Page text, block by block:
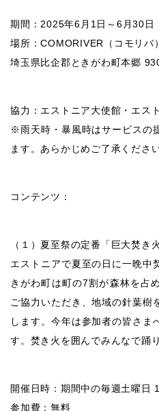
期間：2025年6月1日～6月30日
場所：COMORIVER（コモリバ）
埼玉県比企郡ときがわ町本郷
協力：エストニア大使館・エス
※雨天時・暴風時はサービスの
ます。あらかじめご了承ください
コンテンツ：
（１）夏至祭の定番「巨大焚き火
エストニアで夏至の日に一晩中
きがわ町は町の7割が森林を占
ご協力いただき、地域の針葉樹
します。今年は参加者の皆さま
す。焚き火を囲んでみんなで踊
開催日時：期間中の毎週土曜日
参加費：無料